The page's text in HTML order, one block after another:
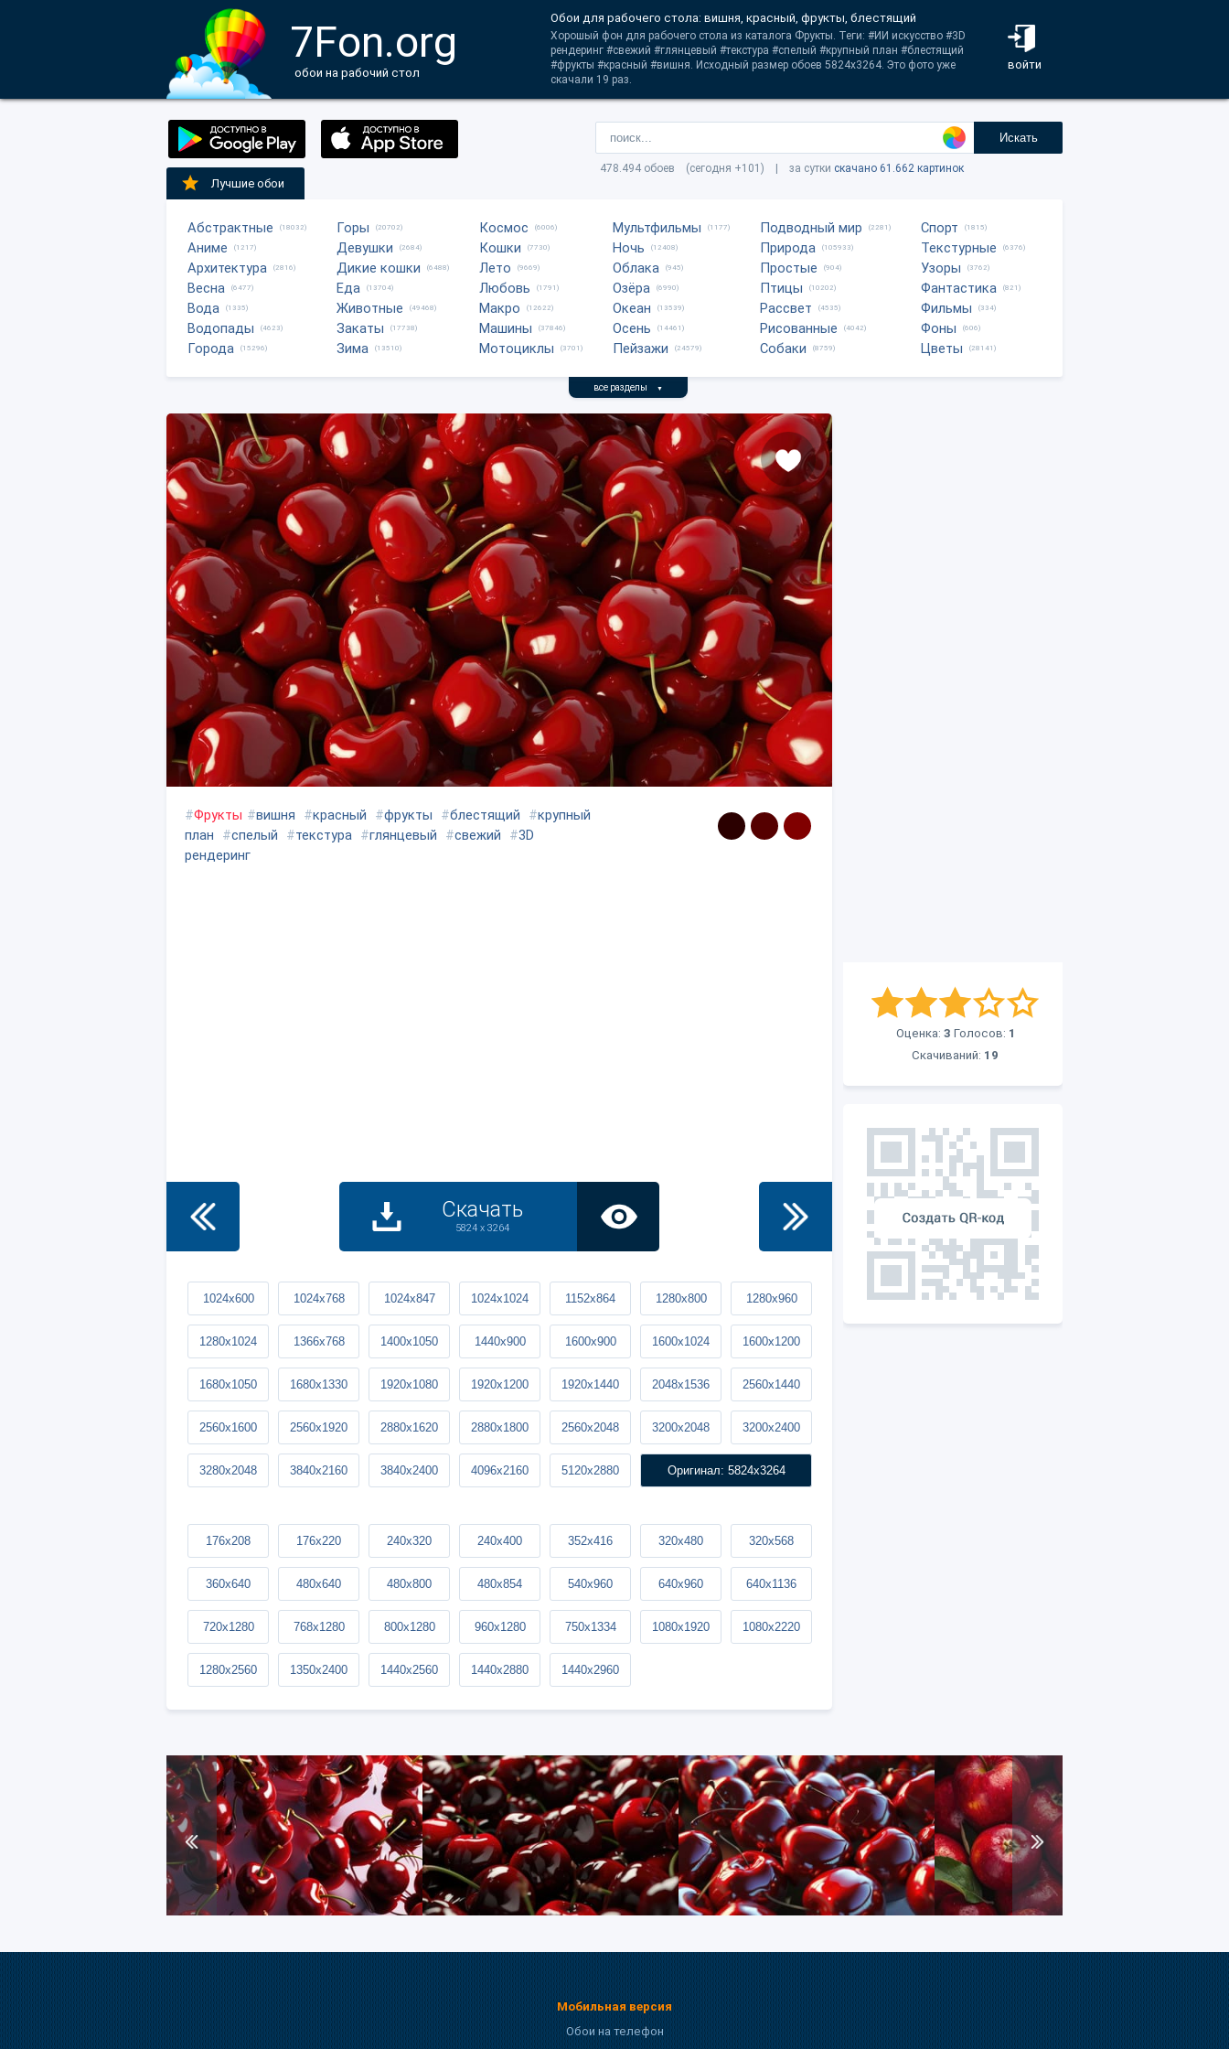
7Fon.org
обои на рабочий стол
войти
Обои для рабочего стола: вишня, красный, фрукты, блестящий
Хорошый фон для рабочего стола из каталога Фрукты. Теги: #ИИ искусство #3D
рендеринг #свежий #глянцевый #текстура #спелый #крупный план #блестящий
#фрукты #красный #вишня. Исходный размер обоев 5824x3264. Это фото уже
скачали 19 раз.
Искать
478.494 обоев (сегодня +101) | за сутки скачано 61.662 картинок
Лучшие обои
Абстрактные (18032)
Аниме (1217)
Архитектура (2816)
Весна (6477)
Вода (1335)
Водопады (4623)
Города (15296)
Горы (20702)
Девушки (2684)
Дикие кошки (6488)
Еда (13704)
Животные (49468)
Закаты (17738)
Зима (13510)
Космос (6006)
Кошки (7730)
Лето (9669)
Любовь (1791)
Макро (12622)
Машины (37846)
Мотоциклы (3701)
Мультфильмы (1177)
Ночь (12408)
Облака (945)
Озёра (6990)
Океан (13539)
Осень (14461)
Пейзажи (24579)
Подводный мир (2281)
Природа (105933)
Простые (904)
Птицы (10202)
Рассвет (4535)
Рисованные (4042)
Собаки (8759)
Спорт (1815)
Текстурные (6376)
Узоры (3762)
Фантастика (821)
Фильмы (334)
Фоны (606)
Цветы (28141)
все разделы ▼
Оценка: 3 Голосов: 1
Скачиваний: 19
#Фрукты #вишня #красный #фрукты #блестящий #крупный
план
#спелый #текстура #глянцевый #свежий #3D
рендеринг
Скачать
5824 x 3264
1024x600 1024x768 1024x847 1024x1024 1152x864 1280x800 1280x960
1280x1024 1366x768 1400x1050 1440x900 1600x900 1600x1024 1600x1200
1680x1050 1680x1330 1920x1080 1920x1200 1920x1440 2048x1536 2560x1440
2560x1600 2560x1920 2880x1620 2880x1800 2560x2048 3200x2048 3200x2400
3280x2048 3840x2160 3840x2400 4096x2160 5120x2880 Оригинал: 5824x3264
176x208 176x220 240x320 240x400 352x416 320x480 320x568
360x640 480x640 480x800 480x854 540x960 640x960 640x1136
720x1280 768x1280 800x1280 960x1280 750x1334 1080x1920 1080x2220
1280x2560 1350x2400 1440x2560 1440x2880 1440x2960
Мобильная версия
Обои на телефон